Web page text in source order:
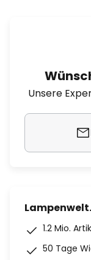
Unsere
1.2 Mio.
50 Tage